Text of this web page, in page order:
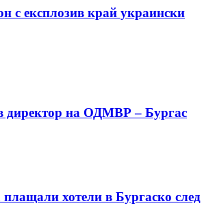
с експлозив край украински
директор на ОДМВР – Бургас
плащали хотели в Бургаско след